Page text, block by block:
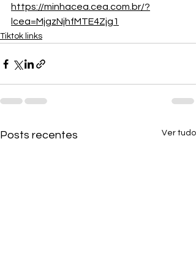
https://minhacea.cea.com.br/?
lcea=MjgzNjhfMTE4Zjg1
Tiktok links
Posts recentes Ver tudo